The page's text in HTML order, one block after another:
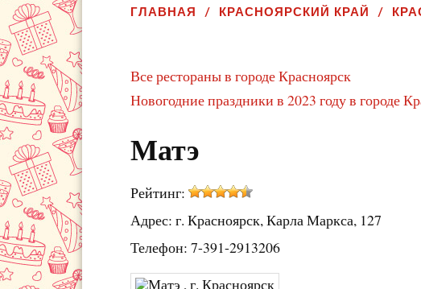
ГЛАВНАЯ КРАСНОЯРСКИЙ КРАЙ
Все рестораны в городе Красноярск
Новогодние праздники в 2023 году в городе
Матэ
Рейтинг:
Адрес: г. Красноярск, Карла Маркса, 127
Телефон: 7-391-2913206